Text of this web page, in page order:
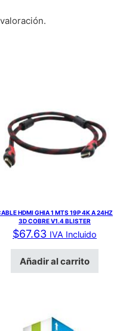
HDMI GHIA 1 MTS 19P 4K A 24HZ
3D COBRE V1.4 BLISTER
$67.63 IVA Incluido
Añadir al carrito